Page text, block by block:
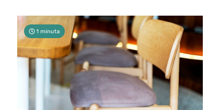
1 minuta